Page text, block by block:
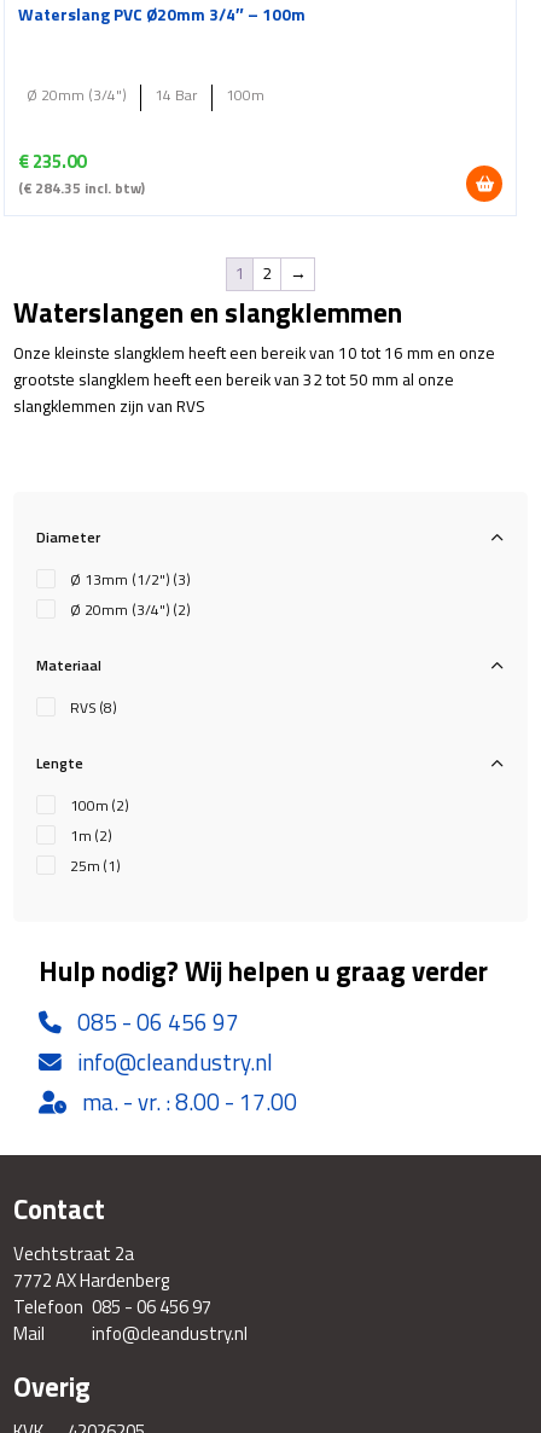
Diameter
Ø 13mm (1/2") (3)
Ø 20mm (3/4") (2)
Materiaal
RVS (8)
Lengte
100m (2)
1m (2)
25m (1)
Hulp nodig? Wij helpen u graag verder
085 - 06 456 97
info@cleandustry.nl
ma. - vr. : 8.00 - 17.00
Waterslang PVC Ø20mm 3/4″ – 100m
€235.00
(€ 284.35 incl. btw)
Ø 20mm (3/4") 14 Bar 100m
1 2 →
Waterslangen en slangklemmen
Onze kleinste slangklem heeft een bereik van 10 tot 16 mm en onze
grootste slangklem heeft een bereik van 32 tot 50 mm al onze
slangklemmen zijn van RVS
Contact
Vechtstraat 2a
7772 AX Hardenberg
Telefoon 085 - 06 456 97
Mail
info@cleandustry.nl
Overig